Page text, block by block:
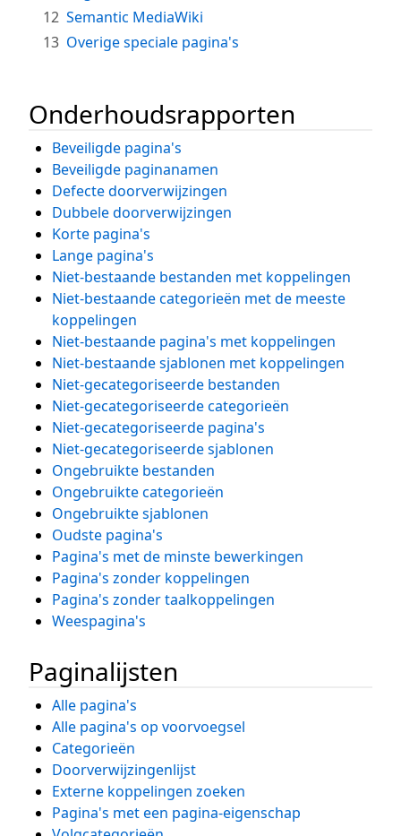
12 Semantic MediaWiki
13 Overige speciale pagina's
Onderhoudsrapporten
Beveiligde pagina's
Beveiligde paginanamen
Defecte doorverwijzingen
Dubbele doorverwijzingen
Korte pagina's
Lange pagina's
Niet-bestaande bestanden met koppelingen
Niet-bestaande categorieën met de meeste
koppelingen
Niet-bestaande pagina's met koppelingen
Niet-bestaande sjablonen met koppelingen
Niet-gecategoriseerde bestanden
Niet-gecategoriseerde categorieën
Niet-gecategoriseerde pagina's
Niet-gecategoriseerde sjablonen
Ongebruikte bestanden
Ongebruikte categorieën
Ongebruikte sjablonen
Oudste pagina's
Pagina's met de minste bewerkingen
Pagina's zonder koppelingen
Pagina's zonder taalkoppelingen
Weespagina's
Paginalijsten
Alle pagina's
Alle pagina's op voorvoegsel
Categorieën
Doorverwijzingenlijst
Externe koppelingen zoeken
Pagina's met een pagina-eigenschap